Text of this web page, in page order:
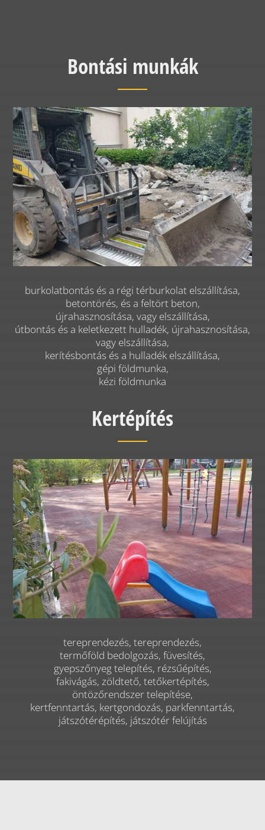
Bontási munkák
burkolatbontás és a régi térburkolat elszállítása,
betontörés, és a feltört beton,
újrahasznosítása, vagy elszállítása,
útbontás és a keletkezett hulladék, újrahasznosítása,
vagy elszállítása,
kerítésbontás és a hulladék elszállítása,
gépi földmunka,
kézi földmunka
Kertépítés
tereprendezés, tereprendezés,
termőföld bedolgozás, füvesítés,
gyepszőnyeg telepítés, rézsűépítés,
fakivágás, zöldtető, tetőkertépítés,
öntözőrendszer telepítése,
kertfenntartás, kertgondozás, parkfenntartás,
játszótérépítés, játszótér felújítás